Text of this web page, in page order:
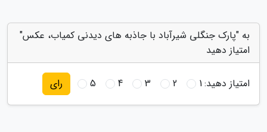
به "پارک جنگلی شیرآباد با جاذبه های دیدنی کمیاب، عکس"
امتیاز دهید
امتیاز دهید:1
2
3
4
5 رای